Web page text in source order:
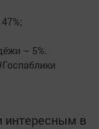
– 5%.
в